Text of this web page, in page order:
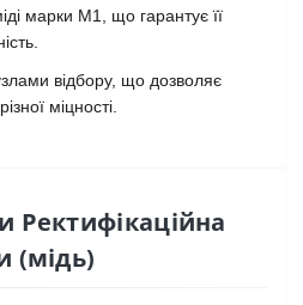
марки М1, що гарантує її
відбору, що дозволяє
міцності.
Ректифікаційна
(мідь)